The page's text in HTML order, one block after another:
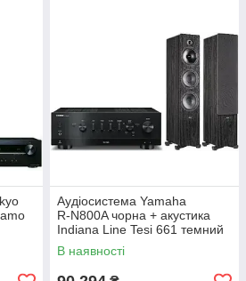
Аудіосистема Yamaha
R‑N800A чорна + акустика
Indiana Line Tesi 661 темний
дуб
В наявності